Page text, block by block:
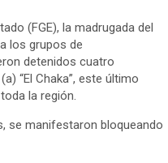
(FGE), la madrugada del
los grupos de
detenidos cuatro
“El Chaka”, este último
la región.
se manifestaron bloqueando